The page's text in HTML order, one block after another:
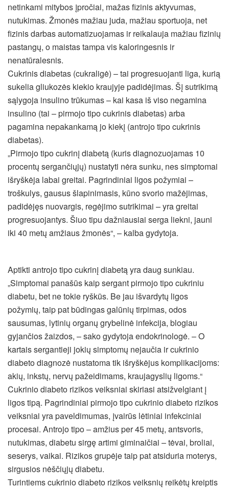
netinkami mitybos įpročiai, mažas fizinis aktyvumas,
nutukimas. Žmonės mažiau juda, mažiau sportuoja, net
fizinis darbas automatizuojamas ir reikalauja mažiau fizinių
pastangų, o maistas tampa vis kaloringesnis ir
nenatūralesnis.
Cukrinis diabetas (cukraligė) – tai progresuojanti liga, kurią
sukelia gliukozės kiekio kraujyje padidėjimas. Šį sutrikimą
sąlygoja insulino trūkumas – kai kasa iš viso negamina
insulino (tai – pirmojo tipo cukrinis diabetas) arba
pagamina nepakankamą jo kiekį (antrojo tipo cukrinis
diabetas).
„Pirmojo tipo cukrinį diabetą (kuris diagnozuojamas 10
procentų sergančiųjų) nustatyti nėra sunku, nes simptomai
išryškėja labai greitai. Pagrindiniai ligos požymiai –
troškulys, gausus šlapinimasis, kūno svorio mažėjimas,
padidėjęs nuovargis, regėjimo sutrikimai – yra greitai
progresuojantys. Šiuo tipu dažniausiai serga liekni, jauni
iki 40 metų amžiaus žmonės“, – kalba gydytoja.
Aptikti antrojo tipo cukrinį diabetą yra daug sunkiau.
„Simptomai panašūs kaip sergant pirmojo tipo cukriniu
diabetu, bet ne tokie ryškūs. Be jau išvardytų ligos
požymių, taip pat būdingas galūnių tirpimas, odos
sausumas, lytinių organų grybelinė infekcija, blogiau
gyjančios žaizdos, – sako gydytoja endokrinologė. – O
kartais sergantieji jokių simptomų nejaučia ir cukrinio
diabeto diagnozė nustatoma tik išryškėjus komplikacijoms:
akių, inkstų, nervų pažeidimams, kraujagyslių ligoms.“
Cukrinio diabeto rizikos veiksniai skiriasi atsižvelgiant į
ligos tipą. Pagrindiniai pirmojo tipo cukrinio diabeto rizikos
veiksniai yra paveldimumas, įvairūs lėtiniai infekciniai
procesai. Antrojo tipo – amžius per 45 metų, antsvoris,
nutukimas, diabetu sirgę artimi giminaičiai – tėvai, broliai,
seserys, vaikai. Rizikos grupėje taip pat atsiduria moterys,
sirgusios nėščiųjų diabetu.
Turintiems cukrinio diabeto rizikos veiksnių reikėtų kreiptis